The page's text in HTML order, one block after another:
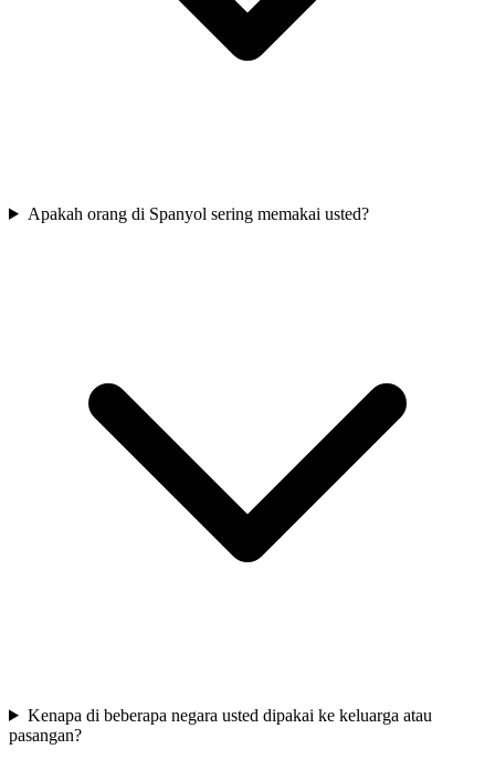
Apakah orang di Spanyol sering memakai usted?
Kenapa di beberapa negara usted dipakai ke keluarga atau
pasangan?